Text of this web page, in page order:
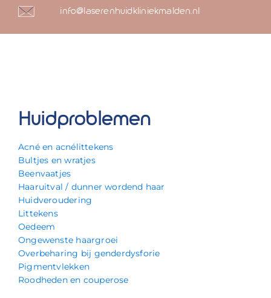
info@laserenhuidkliniekmalden.nl
Huidproblemen
Acné en acnélittekens
Bultjes en wratjes
Beenvaatjes
Haaruitval / dunner wordend haar
Huidveroudering
Littekens
Oedeem
Ongewenste haargroei
Overbeharing bij genderdysforie
Pigmentvlekken
Roodheden en couperose